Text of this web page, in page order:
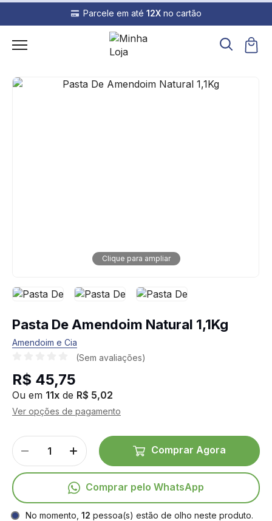
Parcele em até 12Xno cartão
Clique para ampliar
Pasta De Amendoim Natural 1,1Kg
Amendoim e Cia
(Sem avaliações)
R$ 45,75
Ou em 11x de R$ 5,02
Ver opções de pagamento
Comprar Agora
Comprar pelo WhatsApp
No momento, 12 pessoa(s) estão de olho neste produto.